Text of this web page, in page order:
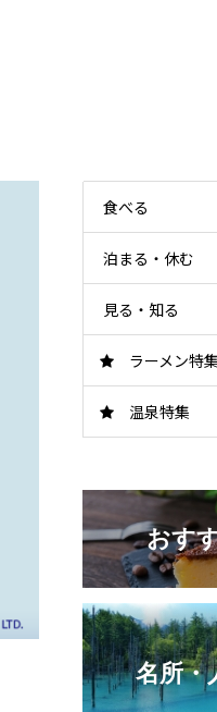
食べる
泊まる・休む
見る・知る
ラーメン特集
温泉特集
おす
名所・